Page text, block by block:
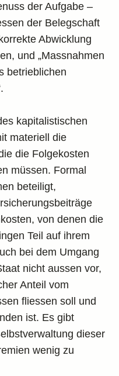
der Aufgabe –
der Belegschaft
Abwicklung
und „Massnahmen
betrieblichen
kapitalistischen
materiell die
die Folgekosten
müssen. Formal
beteiligt,
von denen die
Teil auf ihrem
bei dem Umgang
nicht aussen vor,
Anteil vom
fliessen soll und
ist. Es gibt
dieser
wenig zu